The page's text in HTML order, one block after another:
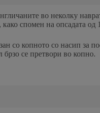
во неколку
спомен на опсадата од
со копното со насип за
брзо се претвори во копно.